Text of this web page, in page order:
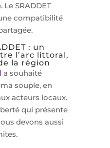
SRADDET
compatibilité
: un
l’arc littoral,
la région
a souhaité
souple, en
acteurs locaux.
qui présente
devons aussi